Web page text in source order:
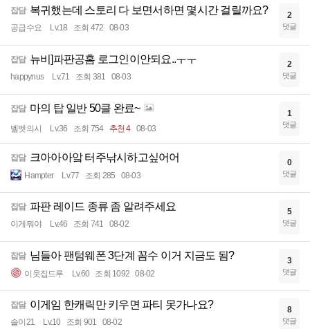
잡담 복귀했는데 스토리 다 보면서하면 몇시간 걸릴까요?
공급수요 Lv.18 조회 472 08-03
2
댓글
잡담 뉴비]파판공홈 로그인이안되요..ㅜㅜ
happynus Lv.71 조회 381 08-03
2
댓글
잡담 마의 탑 일반 50클 완료~
벨벳의시 Lv.36 조회 754 추천 4 08-03
1
댓글
잡담 크아아아앜 터주낚시하고싶어어
Hampter Lv.77 조회 285 08-03
0
댓글
잡담 파판 레이드 종류 좀 알려주세요
이게뭐야 Lv.46 조회 741 08-02
5
댓글
잡담 님들아 팬텀웨폰 3단계 꼼수 이거 지금도 됨?
이웃집드루 Lv.60 조회 1092 08-02
3
댓글
잡담 이게임 한캐릭만 키우면 파티 못가나요?
솔이21 Lv.10 조회 901 08-02
8
댓글